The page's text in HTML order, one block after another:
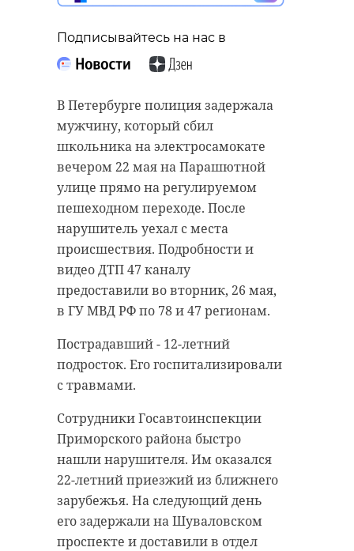
Подписывайтесь на нас в
В Петербурге полиция задержала
мужчину, который сбил
школьника на электросамокате
вечером 22 мая на Парашютной
улице прямо на регулируемом
пешеходном переходе. После
нарушитель уехал с места
происшествия. Подробности и
видео ДТП 47 каналу
предоставили во вторник, 26 мая,
в ГУ МВД РФ по 78 и 47 регионам.
Пострадавший - 12-летний
подросток. Его госпитализировали
с травмами.
Сотрудники Госавтоинспекции
Приморского района быстро
нашли нарушителя. Им оказался
22-летний приезжий из ближнего
зарубежья. На следующий день
его задержали на Шуваловском
проспекте и доставили в отдел